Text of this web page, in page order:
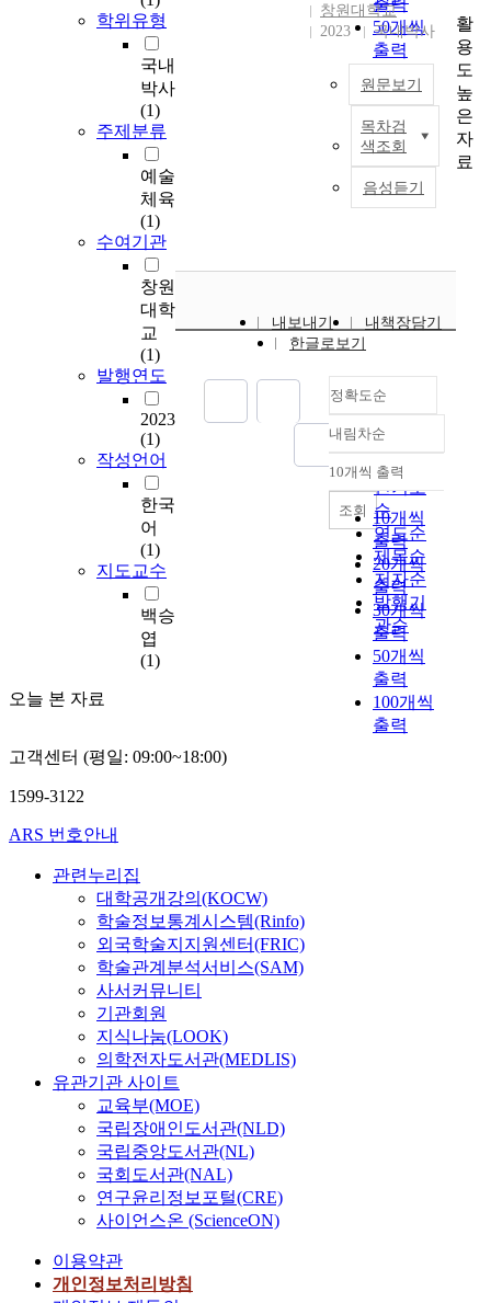
학위유형
국내
박사
(1)
주제분류
예술
체육
(1)
수여기관
창원
대학
교
(1)
발행연도
2023
(1)
작성언어
한국
어
(1)
지도교수
백승
엽
(1)
오늘 본 자료
출력
50개씩
출력
100개씩
출력
창원대학교
2023
국내박사
원문보기
목차검
색조회
음성듣기
여
체
내보내기
내책장담기
한글로보기
정확도순
정확도
순
인기도
순
연도순
제목순
저자순
발행기
관순
내림차순
내림차순
10개씩 출력
10개씩
출력
20개씩
출력
30개씩
출력
50개씩
출력
100개씩
출력
조회
활
용
도
높
은
자
료
고객센터 (평일: 09:00~18:00)
1599-3122
ARS 번호안내
관련누리집
대학공개강의(KOCW)
학술정보통계시스템(Rinfo)
외국학술지지원센터(FRIC)
학술관계분석서비스(SAM)
사서커뮤니티
기관회원
지식나눔(LOOK)
의학전자도서관(MEDLIS)
유관기관 사이트
교육부(MOE)
국립장애인도서관(NLD)
국립중앙도서관(NL)
국회도서관(NAL)
연구윤리정보포털(CRE)
사이언스온 (ScienceON)
이용약관
개인정보처리방침